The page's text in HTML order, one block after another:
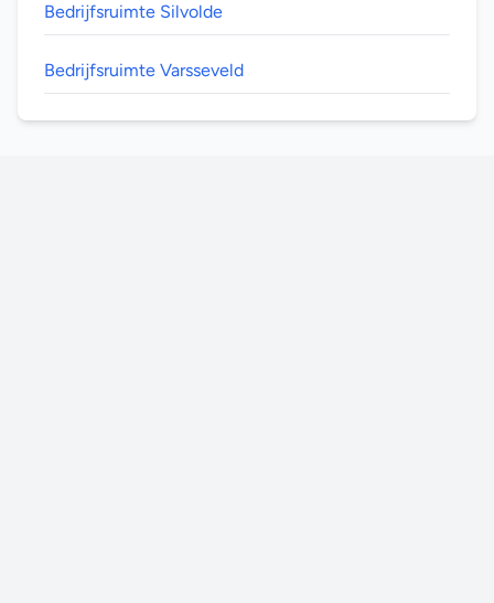
Bedrijfsruimte Silvolde
Bedrijfsruimte Varsseveld